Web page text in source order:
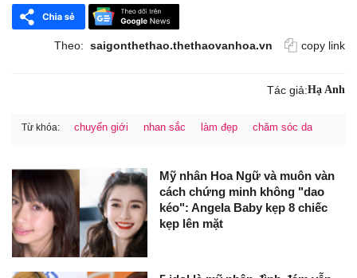
Theo: saigonthethao.thethaovanhoa.vn copy link
Tác giả:Hạ Anh
Từ khóa: chuyển giới nhan sắc làm đẹp chăm sóc da
Mỹ nhân Hoa Ngữ và muôn vàn
cách chứng minh không "dao
kéo": Angela Baby kẹp 8 chiếc
kẹp lên mặt